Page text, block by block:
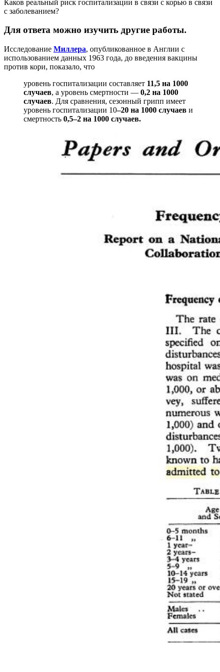
Каков реальный риск госпитализации в связи с корью в связи
с заболеванием?
Для ответа можно изучить другие работы.
Исследование Миллера, опубликованное в Англии с
использованием данных 1963 года, до введения вакцины
против кори, показало, что
уровень госпитализации составляет 11,5 на 1000
случаев, а уровень смертности — 0,2 на 1000
случаев. Для сравнения, сезонный грипп имеет
уровень госпитализации 10–20 на 1000 случаев и
смертность 0,5–2 на 1000 случаев.